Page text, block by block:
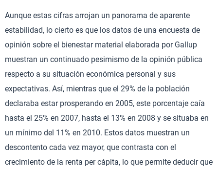
Aunque estas cifras arrojan un panorama de aparente
estabilidad, lo cierto es que los datos de una encuesta de
opinión sobre el bienestar material elaborada por Gallup
muestran un continuado pesimismo de la opinión pública
respecto a su situación económica personal y sus
expectativas. Así, mientras que el 29% de la población
declaraba estar prosperando en 2005, este porcentaje caía
hasta el 25% en 2007, hasta el 13% en 2008 y se situaba en
un mínimo del 11% en 2010. Estos datos muestran un
descontento cada vez mayor, que contrasta con el
crecimiento de la renta per cápita, lo que permite deducir que